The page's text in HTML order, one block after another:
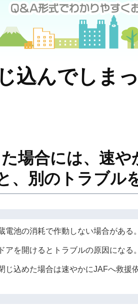
込んでしま
場合には、速
、別のトラブル
池の消耗で作動しない場合がある。
を開けるとトラブルの原因になる。
じ込めた場合は速やかにJAFへ救援依